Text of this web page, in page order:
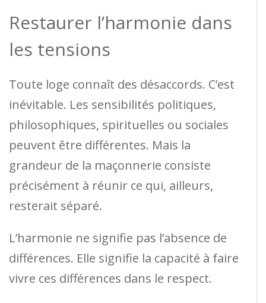
Restaurer l’harmonie dans
les tensions
Toute loge connaît des désaccords. C’est
inévitable. Les sensibilités politiques,
philosophiques, spirituelles ou sociales
peuvent être différentes. Mais la
grandeur de la maçonnerie consiste
précisément à réunir ce qui, ailleurs,
resterait séparé.
L’harmonie ne signifie pas l’absence de
différences. Elle signifie la capacité à faire
vivre ces différences dans le respect.